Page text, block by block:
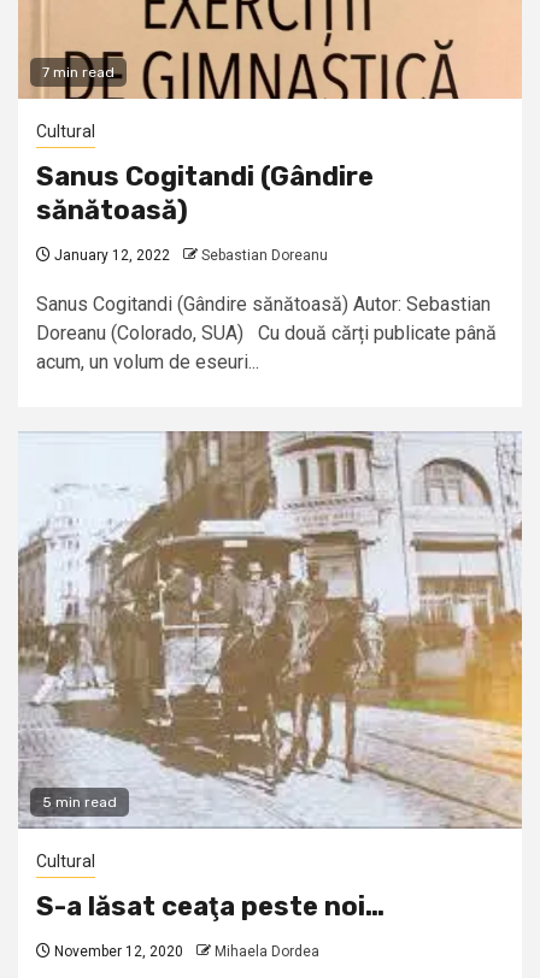
7 min read
Cultural
Sanus Cogitandi (Gândire
sănătoasă)
January 12, 2022 Sebastian Doreanu
Sanus Cogitandi (Gândire sănătoasă) Autor: Sebastian
Doreanu (Colorado, SUA) Cu două cărți publicate până
acum, un volum de eseuri...
5 min read
Cultural
S-a lăsat ceaţa peste noi…
November 12, 2020 Mihaela Dordea